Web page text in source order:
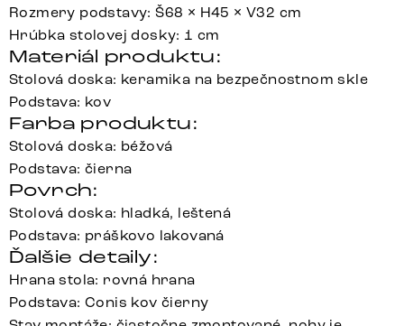
Rozmery podstavy: Š68 × H45 × V32 cm
Hrúbka stolovej dosky: 1 cm
Materiál produktu:
Stolová doska: keramika na bezpečnostnom skle
Podstava: kov
Farba produktu:
Stolová doska: béžová
Podstava: čierna
Povrch:
Stolová doska: hladká, leštená
Podstava: práškovo lakovaná
Ďalšie detaily:
Hrana stola: rovná hrana
Podstava: Conis kov čierny